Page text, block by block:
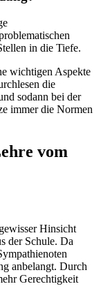
in die Tiefe.
wichtigen Aspekte
die
sodann bei der
immer die Normen
vom
Hinsicht
der Schule. Da
anbelangt. Durch
Gerechtigkeit